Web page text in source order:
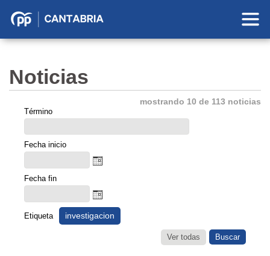
Partido
Cantabria
Noticias
mostrando 10 de 113 noticias
Término
Fecha inicio
Fecha fin
Etiqueta investigacion
Ver todas